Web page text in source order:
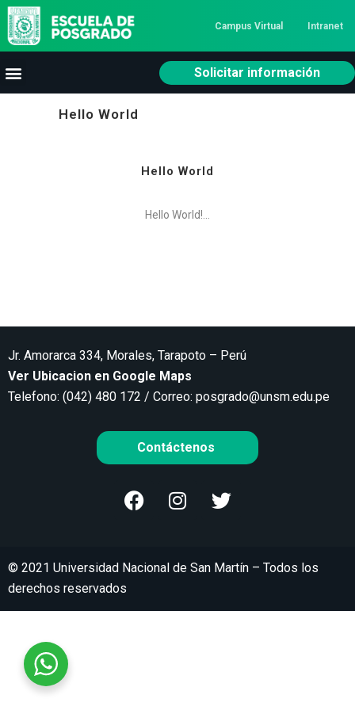
Campus Virtual Intranet
Solicitar información
Hello World
Hello World
Hello World!...
Jr. Amorarca 334, Morales, Tarapoto – Perú
Ver Ubicacion en Google Maps
Telefono: (042) 480 172 / Correo: posgrado@unsm.edu.pe
Contáctenos
© 2021 Universidad Nacional de San Martín – Todos los
derechos reservados